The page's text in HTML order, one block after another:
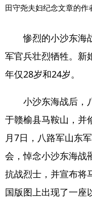
田守尧夫妇纪念文章的作
惨烈的小沙东海
军官兵壮烈牺牲。新
年仅28岁和24岁。
小沙东海战后，
于赣榆县马鞍山，并
月7日，八路军山东
会，悼念小沙东海战
抗战烈士，并宣布将
国版图上出现了一